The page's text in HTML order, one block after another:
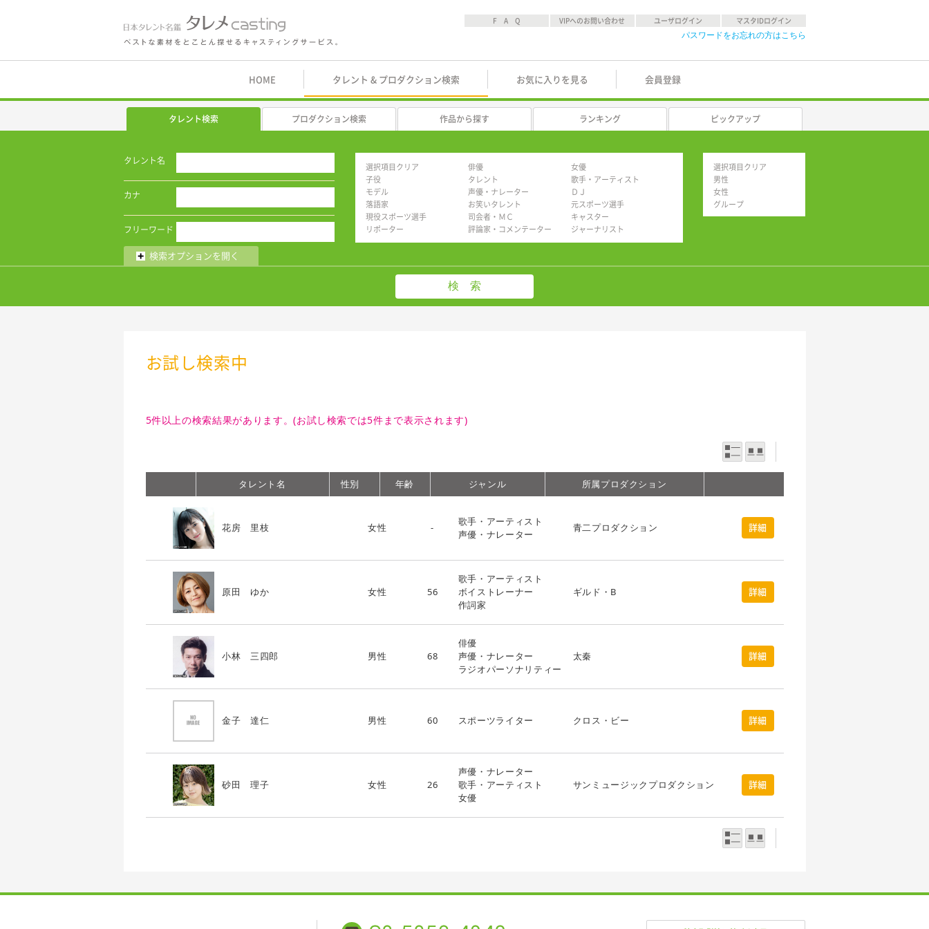
F A Q VIPへのお問い合わせ ユーザログイン マスタIDログイン
パスワードをお忘れの方はこちら
HOME タレント & プロダクション検索 お気に入りを見る 会員登録
タレント検索 プロダクション検索 作品から探す ランキング ピックアップ
タレント名
カナ
フリーワード
選択項目クリア 俳優
女優
子役
タレント
歌手・アーティスト
モデル
声優・ナレーター
ＤＪ
落語家
お笑いタレント
元スポーツ選手
現役スポーツ選手
司会者・ＭＣ
キャスター
リポーター
評論家・コメンテーター ジャーナリスト
選択項目クリア
男性
女性
グループ
検索オプションを開く
お試し検索中
5件以上の検索結果があります。(お試し検索では5件まで表示されます)
一覧表示写真表示
タレント名 性別 年齢 ジャンル 所属プロダクション
花房 里枝 女性 -
歌手・アーティスト
声優・ナレーター
青二プロダクション 詳細
原田 ゆか 女性 56
歌手・アーティスト
ボイストレーナー
作詞家
ギルド・B 詳細
小林 三四郎 男性 68
俳優
声優・ナレーター
ラジオパーソナリティー
太秦 詳細
金子 達仁 男性 60 スポーツライター クロス・ビー 詳細
砂田 理子 女性 26
声優・ナレーター
歌手・アーティスト
女優
サンミュージックプロダクション 詳細
一覧表示写真表示